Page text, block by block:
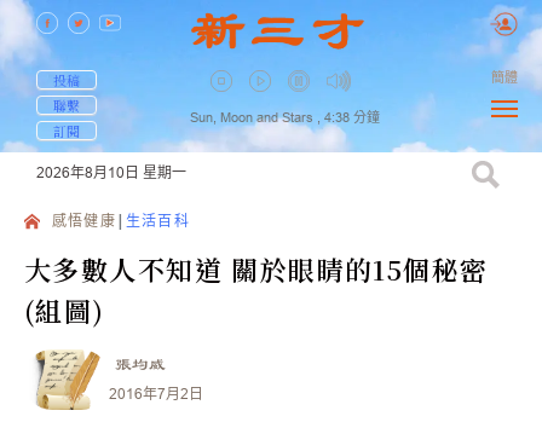
投稿
聯繫
訂閱
Sun, Moon and Stars , 4:38 分鐘
簡體
2026年8月10日 星期一
感悟健康 生活百科
大多數人不知道 關於眼睛的15個秘密
(組圖)
張均威
2016年7月2日